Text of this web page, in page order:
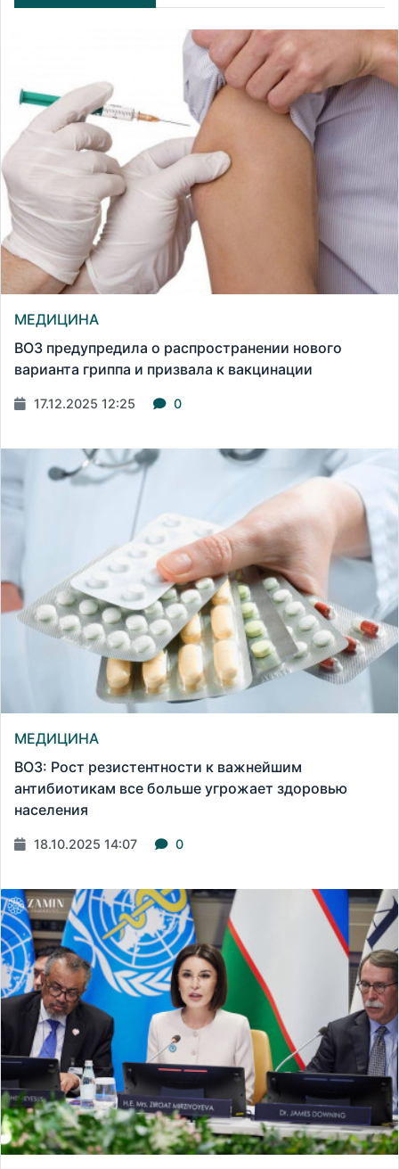
МЕДИЦИНА
ВОЗ предупредила о распространении нового
варианта гриппа и призвала к вакцинации
17.12.2025 12:25 0
МЕДИЦИНА
ВОЗ: Рост резистентности к важнейшим
антибиотикам все больше угрожает здоровью
населения
18.10.2025 14:07 0